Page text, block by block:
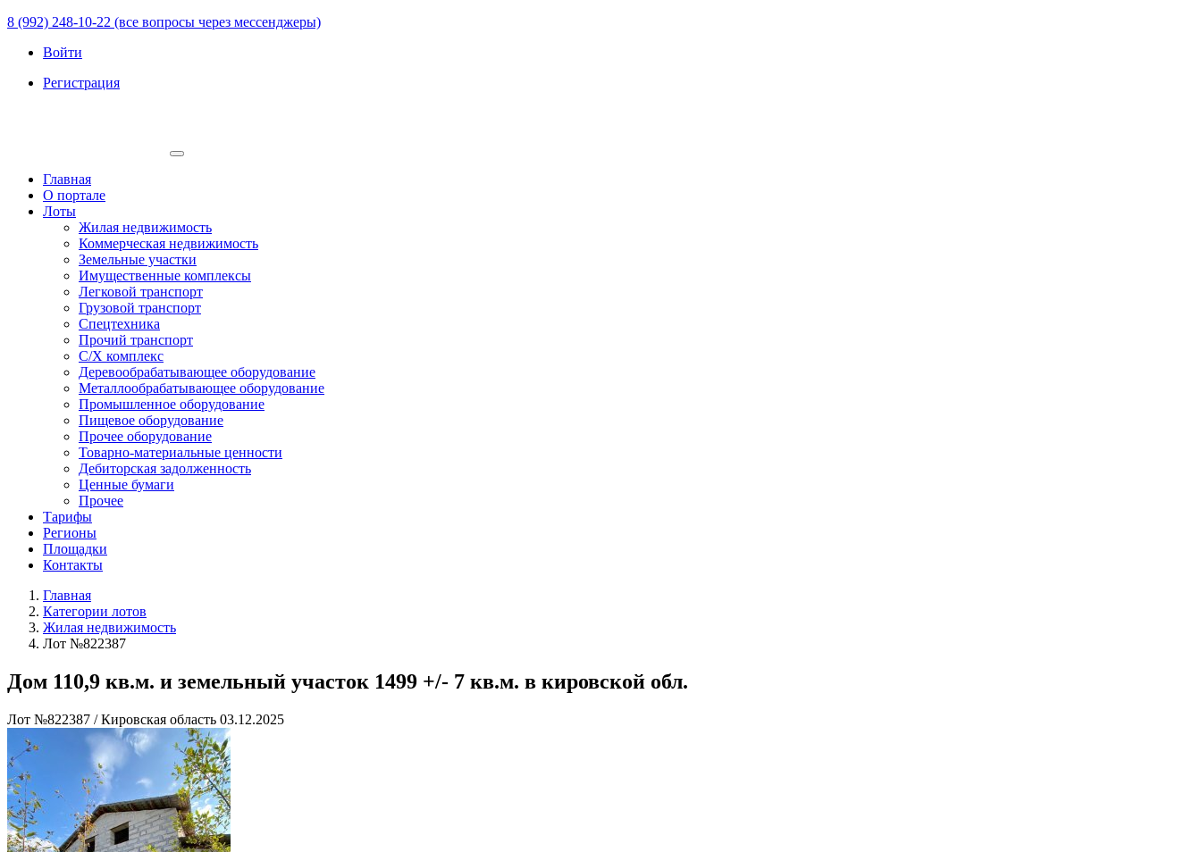
8 (992) 248-10-22 (все вопросы через мессенджеры)
Войти
Регистрация
Главная
О портале
Лоты
Жилая недвижимость
Коммерческая недвижимость
Земельные участки
Имущественные комплексы
Легковой транспорт
Грузовой транспорт
Спецтехника
Прочий транспорт
С/Х комплекс
Деревообрабатывающее оборудование
Металлообрабатывающее оборудование
Промышленное оборудование
Пищевое оборудование
Прочее оборудование
Товарно-материальные ценности
Дебиторская задолженность
Ценные бумаги
Прочее
Тарифы
Регионы
Площадки
Контакты
Главная
Категории лотов
Жилая недвижимость
Лот №822387
Дом 110,9 кв.м. и земельный участок 1499 +/- 7 кв.м. в кировской обл.
Лот №822387 / Кировская область 03.12.2025